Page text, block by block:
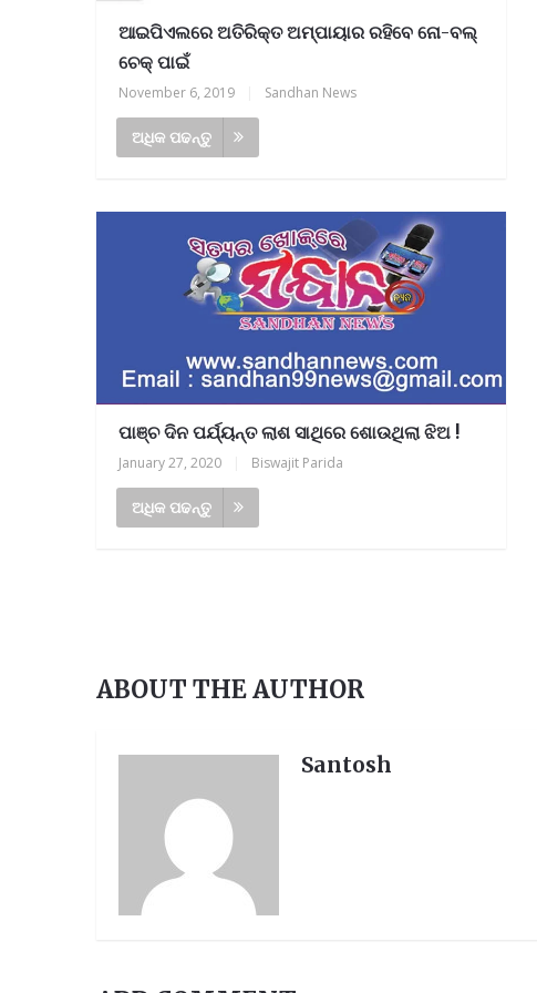
ଆଇପିଏଲରେ ଅତିରିକ୍ତ ଅମ୍ପାୟାର ରହିବେ ନୋ-ବଲ୍‌
ଚେକ୍‌ ପାଇଁ
November 6, 2019 Sandhan News
ଅଧିକ ପଢନ୍ତୁ
ପାଞ୍ଚ ଦିନ ପର୍ଯ୍ୟନ୍ତ ଲାଶ ସାଥିରେ ଶୋଉଥିଲା ଝିଅ !
January 27, 2020 Biswajit Parida
ଅଧିକ ପଢନ୍ତୁ
ABOUT THE AUTHOR
Santosh